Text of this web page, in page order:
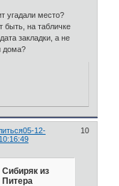
угадали место?
быть, на табличке
закладки, а не
дома?
10
05-12-
Сибиряк из
Питера